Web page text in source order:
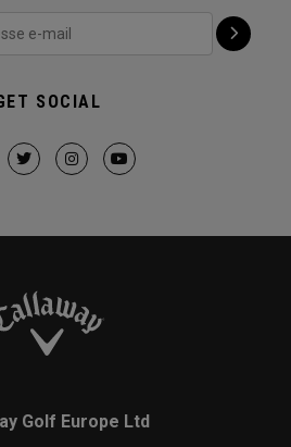
SOCIAL
Golf Europe Ltd